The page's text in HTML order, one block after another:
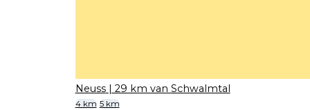
Neuss | 29 km van Schwalmtal
4 km 5 km